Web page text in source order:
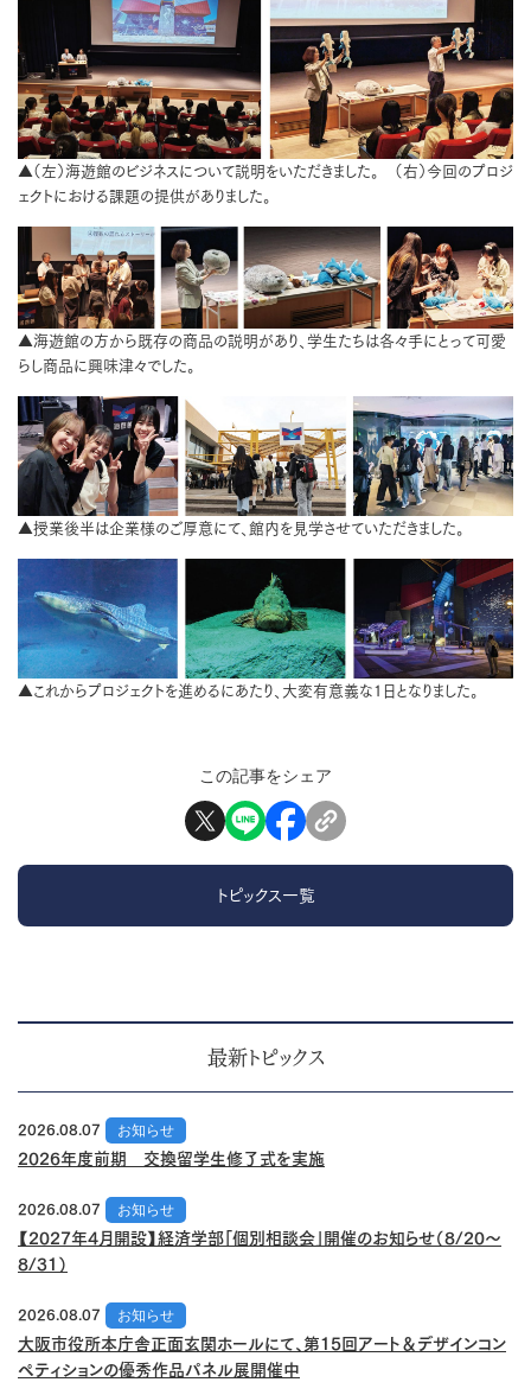
▲（左）海遊館のビジネスについて説明をいただきました。 （右）今回のプロジ
ェクトにおける課題の提供がありました。
▲海遊館の方から既存の商品の説明があり、学生たちは各々手にとって可愛
らし商品に興味津々でした。
▲授業後半は企業様のご厚意にて、館内を見学させていただきました。
▲これからプロジェクトを進めるにあたり、大変有意義な1日となりました。
この記事をシェア
トピックス一覧
最新トピックス
2026.08.07
お知らせ
2026年度前期 交換留学生修了式を実施
2026.08.07
お知らせ
【2027年4月開設】経済学部「個別相談会」開催のお知らせ（8/20～
8/31）
2026.08.07
お知らせ
大阪市役所本庁舎正面玄関ホールにて、第15回アート＆デザインコン
ペティションの優秀作品パネル展開催中